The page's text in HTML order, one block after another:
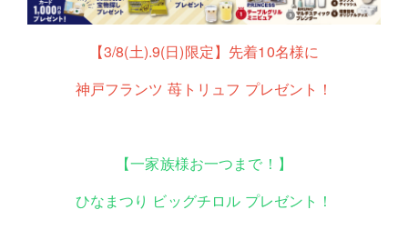
【3/8(土).9(日)限定】先着10名様に
神戸フランツ 苺トリュフ プレゼント！
【一家族様お一つまで！】
ひなまつり ビッグチロル プレゼント！